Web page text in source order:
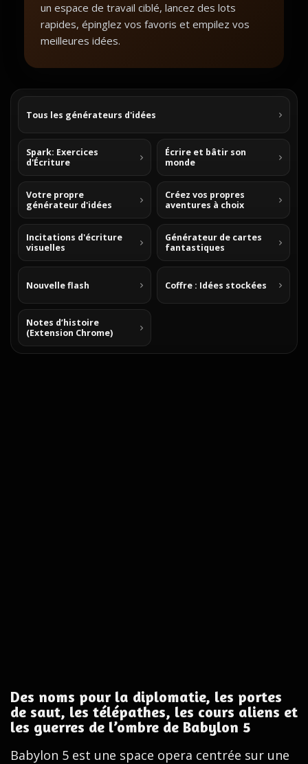
un espace de travail ciblé, lancez des lots
rapides, épinglez vos favoris et empilez vos
meilleures idées.
Tous les générateurs d'idées
Spark: Exercices
d'Écriture
Écrire et bâtir son
monde
Votre propre
générateur d'idées
Créez vos propres
aventures à choix
Incitations d'écriture
visuelles
Générateur de cartes
fantastiques
Nouvelle flash Coffre : Idées stockées
Notes d’histoire
(Extension Chrome)
Des noms pour la diplomatie, les portes
de saut, les télépathes, les cours aliens et
les guerres de l’ombre de Babylon 5
Babylon 5 est une space opera centrée sur une